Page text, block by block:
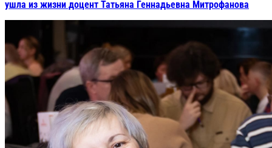
ушла из жизни доцент Татьяна Геннадьевна Митрофанова